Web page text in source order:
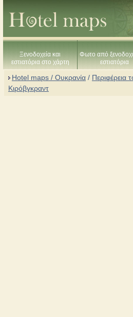
Ξενοδοχεία και
εστιατόρια στο χάρτη
Φωτο από
εστιατόρια
Hotel maps / Ουκρανία / Περιφέρεια
Κιρόβγκραντ